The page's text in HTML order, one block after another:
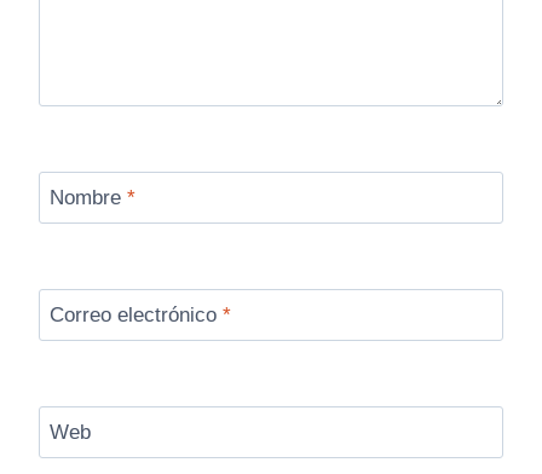
Nombre *
Correo electrónico *
Web